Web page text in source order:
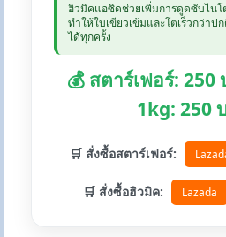
ฮิวมิคแอซิดช่วยเพิ่มการดูดซับไนโ
ทำให้ใบเขียวเข้มและโตเร็วกว่า
ได้ทุกครั้ง
💰 สตาร์เฟอร์:
1kg: 250
🛒 สั่งซื้อสตาร์เฟอร์:
🛒 สั่งซื้อฮิวมิค: Lazada